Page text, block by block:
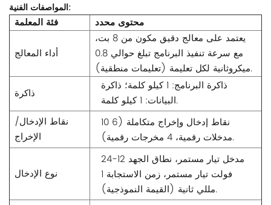
المواصفات الفنية:
فئة المعلمة محتوى محدد
أداء المعالج
يعتمد على معالج دقيق مكون من 8 بت،
مع سرعة تنفيذ البرنامج تبلغ حوالي 0.8
ميكروثانية لكل تعليمة (تعليمات منطقية).
ذاكرة
ذاكرة البرنامج: 1 كيلو كلمة؛ ذاكرة
البيانات: 1 كيلو كلمة.
نقاط الإدخال/
الإخراج
10 نقاط إدخال وإخراج متكاملة (6
مدخلات رقمية، 4 مخرجات رقمية).
نوع الإدخال
مدخل تيار مستمر، نطاق الجهد 12-24
فولت تيار مستمر، زمن الاستجابة 1
مللي ثانية (القيمة النموذجية).